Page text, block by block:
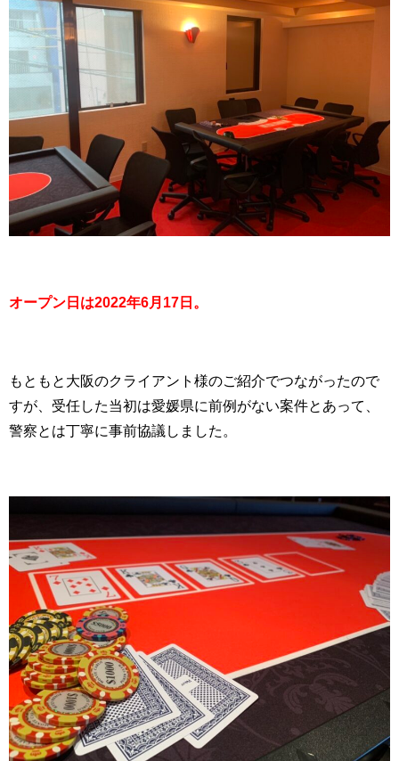
オープン日は2022年6月17日。
もともと大阪のクライアント様のご紹介でつながったので
すが、受任した当初は愛媛県に前例がない案件とあって、
警察とは丁寧に事前協議しました。